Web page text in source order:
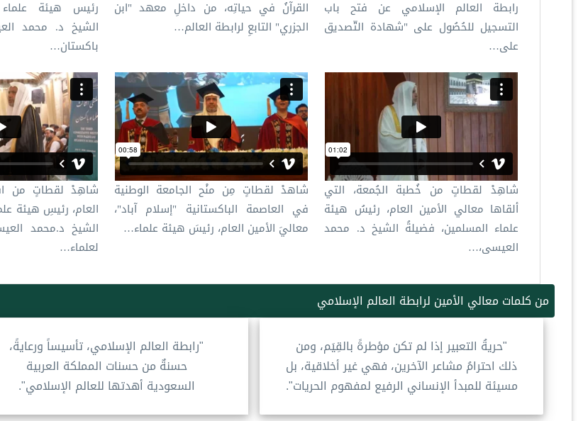
رابطة العالم الإسلامي عن فتح باب
التسجيل للحُصُول على "شهادة التّصديق
على…
القرآنُ في حياتِه، من داخلِ معهد "ابن
الجزري" التابعِ لرابطة العالم…
رئيس هيئة
الشيخ د.⁧ محمد
باكستان…
شاهِدْ لقطاتٍ من خُطبة الجُمعة، التي
ألقاها معالي الأمين العام، رئيسُ هيئة
علماء المسلمين، فضيلةُ الشيخ د. محمد
العيسى،…
شاهدْ لقطاتٍ مِن منْح الجامعة الوطنية
في العاصمة الباكستانية "إسلام آباد"،
معاليَ الأمين العام، رئيسَ هيئة علماء…
شاهِدْ لقطاتٍ من
العام، رئيسِ هيئة
الشيخ د.محمد
لعلماء…
من كلمات معالي الأمين لرابطة العالم الإسلامي
"حريةُ التعبير إذا لم تكن مؤطرةً بالقِيَم، ومن
ذلك احترامُ مشاعر الآخرين، فهي غير أخلاقية، بل
مسيئة للمبدأ الإنساني الرفيع لمفهوم الحريات".
"رابطة العالم الإسلامي، تأسيساً ورعايةً،
حسنةٌ من حسنات المملكة العربية
السعودية أهدتها للعالم الإسلامي".